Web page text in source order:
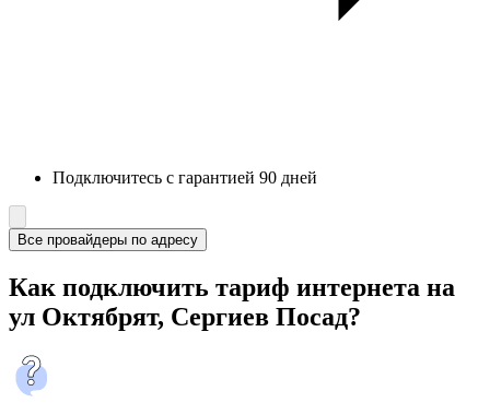
Подключитесь с гарантией 90 дней
Все провайдеры по адресу
Как подключить тариф интернета на
ул Октябрят, Сергиев Посад?